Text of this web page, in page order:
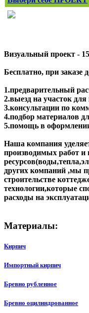
Визуальный проект -
Бесплатно, при заказе
1.предварительный
2.выезд на участок для
3.консультации по
4.подбор материалов
5.помощь в
Наша компания
производимых работ и
других компаний ,мы
строительстве
технологии,которые
расходы на
Материалы:
Кирпич
Импортный кирпич
Бревно рубленное
Бревно оцилиндрованное